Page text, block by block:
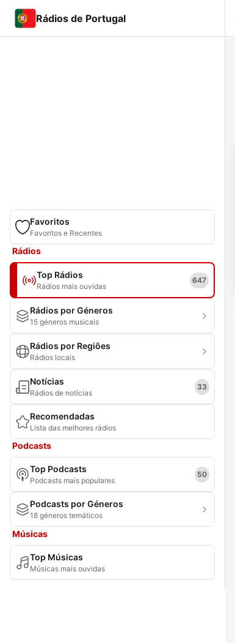
Rádios de Portugal
Favoritos
Favoritos e Recentes
Rádios
Top Rádios
Rádios mais ouvidas
647
Rádios por Géneros
15 géneros musicais
Rádios por Regiões
Rádios locais
Notícias
Rádios de notícias
33
Recomendadas
Lista das melhores rádios
Podcasts
Top Podcasts
Podcasts mais populares
50
Podcasts por Géneros
18 géneros temáticos
Músicas
Top Músicas
Músicas mais ouvidas